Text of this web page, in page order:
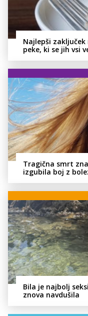
Najlepši
peke, ki se jih vsi
Tragična smrt
izgubila boj z
Bila je najbolj
znova navdušila